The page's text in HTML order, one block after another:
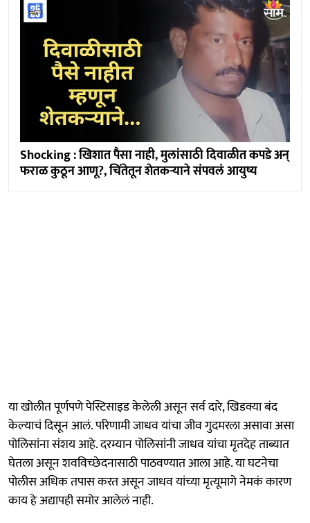
Shocking : खिशात पैसा नाही, मुलांसाठी दिवाळीत कपडे अन्
फराळ कुठून आणू?, चिंतेतून शेतकऱ्याने संपवलं आयुष्य
या खोलीत पूर्णपणे पेस्टिसाइड केलेली असून सर्व दारे, खिडक्या बंद
केल्याचं दिसून आलं. परिणामी जाधव यांचा जीव गुदमरला असावा असा
पोलिसांना संशय आहे. दरम्यान पोलिसांनी जाधव यांचा मृतदेह ताब्यात
घेतला असून शवविच्छेदनासाठी पाठवण्यात आला आहे. या घटनेचा
पोलीस अधिक तपास करत असून जाधव यांच्या मृत्यूमागे नेमकं कारण
काय हे अद्यापही समोर आलेलं नाही.